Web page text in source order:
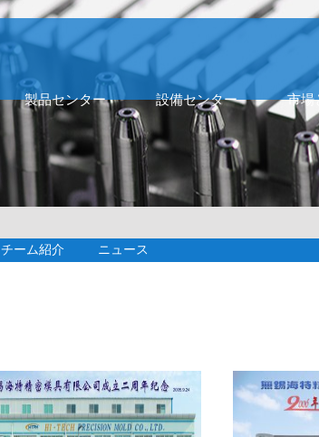
製品センター 設備センター 市場
チーム紹介
ニュース